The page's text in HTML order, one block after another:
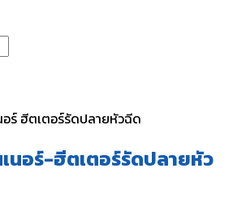
ร์ ฮีตเตอร์รัดปลายหัวฉีด
นอร์-ฮีตเตอร์รัดปลายหัว